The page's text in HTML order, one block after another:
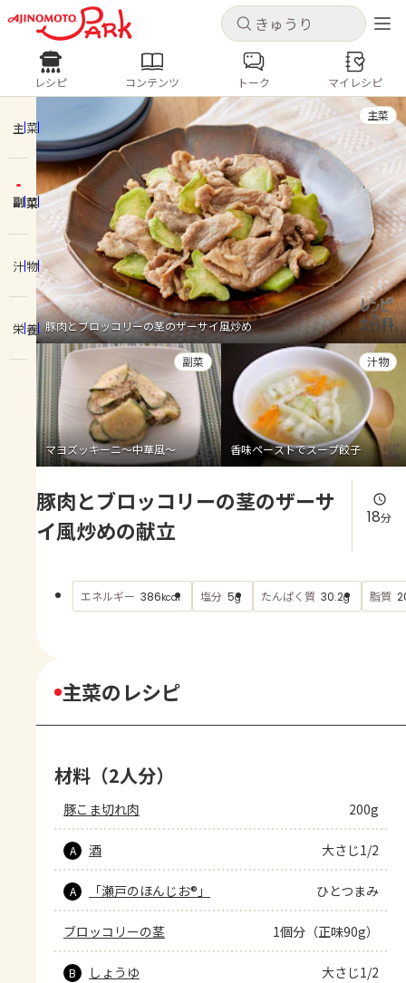
キャンセル
ログインするとレシピを保存できます
ログイン 新規登録
ホーム
コンテンツ
レシピ
トーク
よくあるお問い合わせ
お買い物
AJINOMOTO PARK とは
キャンセル
レシピ コンテンツ
人気の食材・レシピ
きゅうり なす トマト
とうもろこし
ピーマン
みょうが ゴーヤ
レシピ コンテンツ トーク マイレシピ
主菜
副菜
汁物
栄養 豚肉とブロッコリーの茎のザーサイ風炒め
主菜
マヨズッキーニ～中華風～
副菜
香味ペーストでスープ餃子
汁物
豚肉とブロッコリーの茎のザーサ
イ風炒めの献立
18分
エネルギー 386kcal 塩分 5g たんぱく質 30.2g 脂質
主菜のレシピ
材料（2人分）
豚こま切れ肉 200g
A 酒 大さじ1/2
A 「瀬戸のほんじお®」 ひとつまみ
ブロッコリーの茎 1個分（正味90g）
B しょうゆ 大さじ1/2